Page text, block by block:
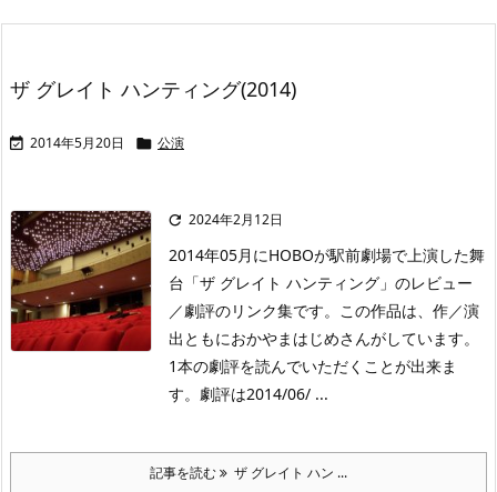
ザ グレイト ハンティング(2014)
 2014年5月20日  公演
 2024年2月12日
2014年05月にHOBOが駅前劇場で上演した舞
台「ザ グレイト ハンティング」のレビュー
／劇評のリンク集です。この作品は、作／演
出ともにおかやまはじめさんがしています。
1本の劇評を読んでいただくことが出来ま
す。劇評は2014/06/ ...
記事を読む ザ グレイト ハン ...